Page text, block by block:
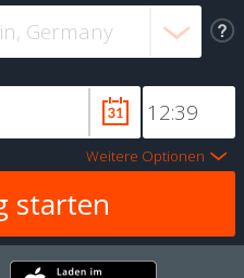
Weitere Optionen